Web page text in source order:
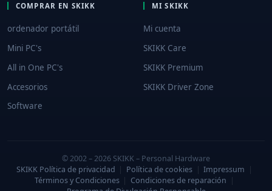
COMPRAR EN SKIKK
ordenador portátil
Mini PC's
All in One PC's
Accesorios
Software
MI SKIKK
Mi cuenta
SKIKK Care
SKIKK Premium
SKIKK Driver Zone
© 2002 – 2026 SKIKK – Personal Hardware
SKIKK Política de privacidad
Política de cookies Impressum
Términos y Condiciones
Condiciones de reparación